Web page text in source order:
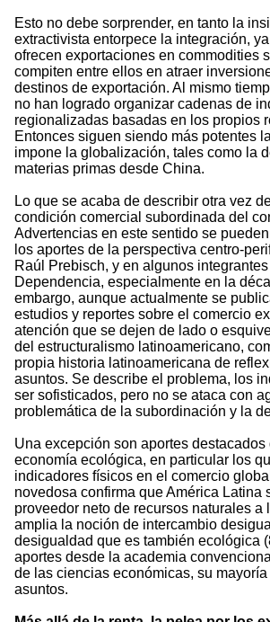
Esto no debe sorprender, en tanto la
extractivista entorpece la integración,
ofrecen exportaciones en commodities
compiten entre ellos en atraer
destinos de exportación. Al mismo
no han logrado organizar cadenas de
regionalizadas basadas en los propios
Entonces siguen siendo más potentes
impone la globalización, tales como la
materias primas desde China.
Lo que se acaba de describir otra vez
condición comercial subordinada del
Advertencias en este sentido se
los aportes de la perspectiva centro-
Raúl Prebisch, y en algunos
Dependencia, especialmente en la
embargo, aunque actualmente se
estudios y reportes sobre el comercio
atención que se dejen de lado o
del estructuralismo latinoamericano,
propia historia latinoamericana de
asuntos. Se describe el problema, los
ser sofisticados, pero no se ataca con
problemática de la subordinación y la
Una excepción son aportes destacados
economía ecológica, en particular los
indicadores físicos en el comercio
novedosa confirma que América Latina
proveedor neto de recursos naturales a
amplia la noción de intercambio
desigualdad que es también ecológica
aportes desde la academia
de las ciencias económicas, su
asuntos.